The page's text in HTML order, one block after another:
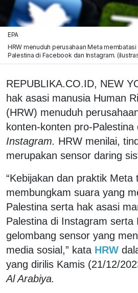
EPA
HRW menuduh perusahaan Meta
Palestina di Facebook dan Instagram.
REPUBLIKA.CO.ID, NEW
hak asasi manusia Human
(HRW) menuduh
konten-konten pro-Palestina
Instagram. HRW menilai,
merupakan sensor daring
“Kebijakan dan praktik Meta
membungkam suara yang
Palestina serta hak asasi
Palestina di Instagram serta
gelombang sensor yang
media sosial,” kata HRW
yang dirilis Kamis (21/12/
Al Arabiya.